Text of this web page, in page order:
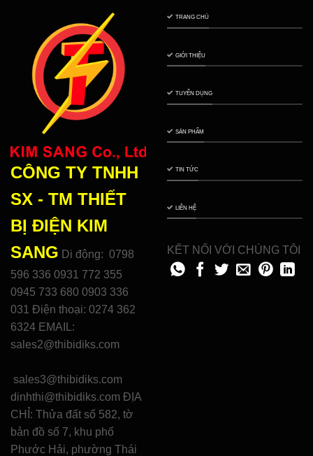
CÔNG TY TNHH
SX - TM THIẾT
BỊ ĐIỆN KIM
SANG Di động: 0798
596 336 0931 772 355
0945 733 680 0903 336
031 Điện thoại: 0274 362
6324 EMAIL:
sales2@thibidiks.com
sales3@thibidiks.com
dinhthi@thibidiks.com ĐỊA
CHỈ: Thửa đất số 582, tờ
bản đồ số 7, khu phố
Phước Hải, phường Thái
TRANG CHỦ
GIỚI THIỆU
TUYỂN DỤNG
SẢN PHẨM
TIN TỨC
LIÊN HỆ
KẾT NỐI VỚI CHÚNG TÔI